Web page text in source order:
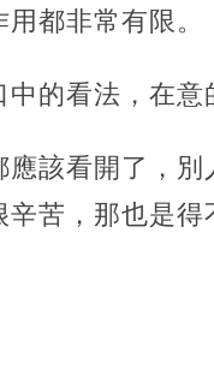
都非常有限。
的看法，在意
該看開了，
苦，那也是得